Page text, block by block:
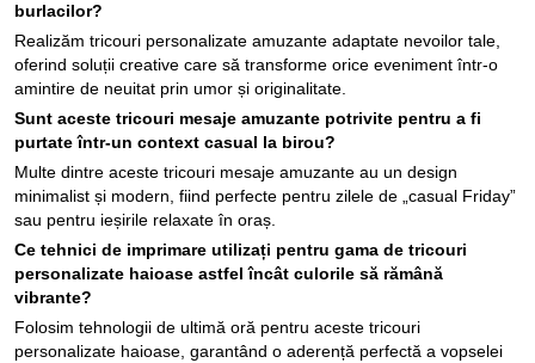
burlacilor?
Realizăm tricouri personalizate amuzante adaptate nevoilor tale,
oferind soluții creative care să transforme orice eveniment într-o
amintire de neuitat prin umor și originalitate.
Sunt aceste tricouri mesaje amuzante potrivite pentru a fi
purtate într-un context casual la birou?
Multe dintre aceste tricouri mesaje amuzante au un design
minimalist și modern, fiind perfecte pentru zilele de „casual Friday”
sau pentru ieșirile relaxate în oraș.
Ce tehnici de imprimare utilizați pentru gama de tricouri
personalizate haioase astfel încât culorile să rămână
vibrante?
Folosim tehnologii de ultimă oră pentru aceste tricouri
personalizate haioase, garantând o aderență perfectă a vopselei